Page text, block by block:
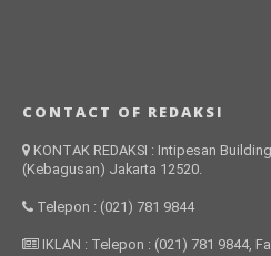
CONTACT OF REDAKSI
KONTAK REDAKSI : Intipesan
(Kebagusan) Jakarta 12520.
Telepon : (021) 781 9844
IKLAN : Telepon : (021) 781 9844,